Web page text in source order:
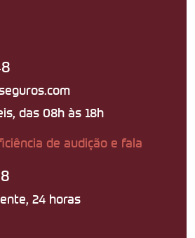
das 08h às 18h
de audição e fala
24 horas